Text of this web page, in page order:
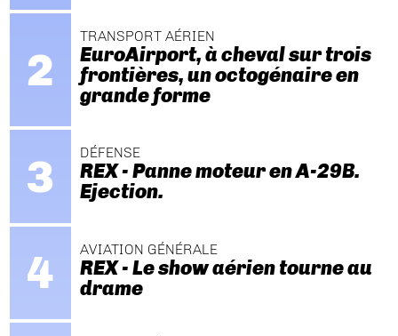
TRANSPORT AÉRIEN
EuroAirport, à cheval sur trois
frontières, un octogénaire en
grande forme
DÉFENSE
REX - Panne moteur en A-29B.
Ejection.
AVIATION GÉNÉRALE
REX - Le show aérien tourne au
drame